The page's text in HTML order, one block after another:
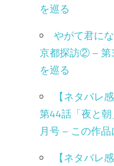
を巡る
やがて君に
京都探訪② – 第
を巡る
【ネタバレ
第44話「夜と
月号 – この作品
【ネタバレ